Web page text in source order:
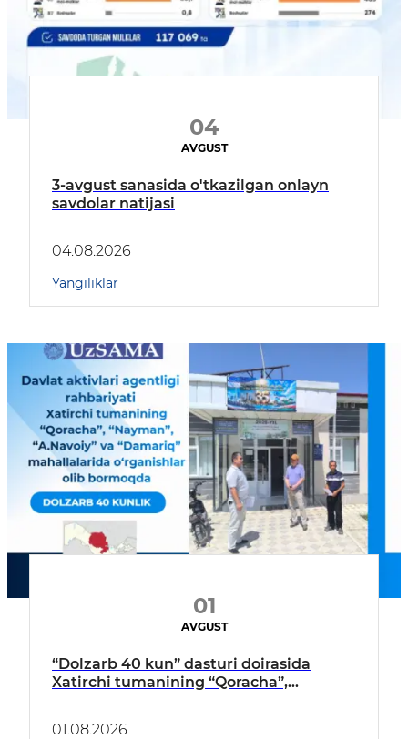
04
AVGUST
3-avgust sanasida o'tkazilgan onlayn
savdolar natijasi
04.08.2026
Yangiliklar
01
AVGUST
“Dolzarb 40 kun” dasturi doirasida
Xatirchi tumanining “Qoracha”,
01.08.2026